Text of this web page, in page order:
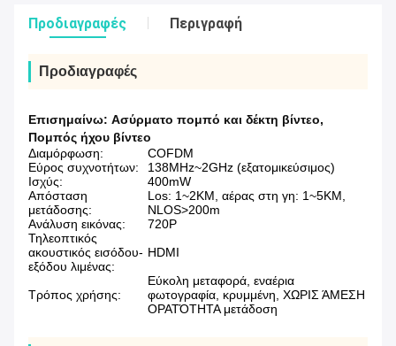
Προδιαγραφές Περιγραφή
Προδιαγραφές
Επισημαίνω: Ασύρματο πομπό και δέκτη βίντεο,
Πομπός ήχου βίντεο
Διαμόρφωση:
COFDM
Εύρος συχνοτήτων:
138MHz~2GHz (εξατομικεύσιμος)
Ισχύς:
400mW
Απόσταση
μετάδοσης:
Los: 1~2KM, αέρας στη γη: 1~5KM,
NLOS>200m
Ανάλυση εικόνας:
720P
Τηλεοπτικός
ακουστικός εισόδου-
εξόδου λιμένας:
HDMI
Τρόπος χρήσης:
Εύκολη μεταφορά, εναέρια
φωτογραφία, κρυμμένη, ΧΩΡΙΣ ΆΜΕΣΗ
ΟΡΑΤΌΤΗΤΑ μετάδοση